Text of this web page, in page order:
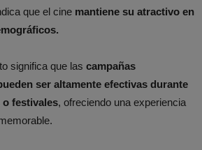
que el cine mantiene su atractivo en
significa que las campañas
ser altamente efectivas durante
festivales, ofreciendo una experiencia